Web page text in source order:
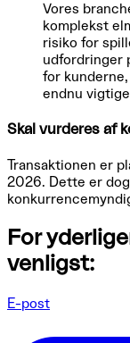
Vores
komplekst
risiko for
udfordringer
for
endnu
Skal vurderes af
Transaktionen er
2026. Dette er
For
venligst:
E-post